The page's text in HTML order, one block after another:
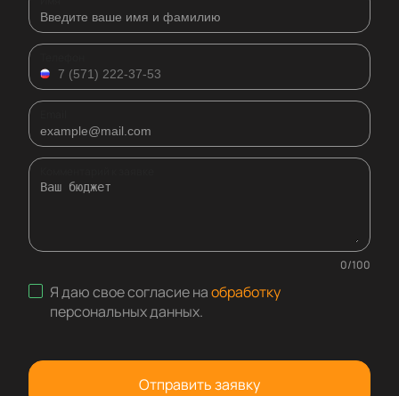
0/100
Я даю свое согласие наобработку
персональных данных.
Отправить заявку